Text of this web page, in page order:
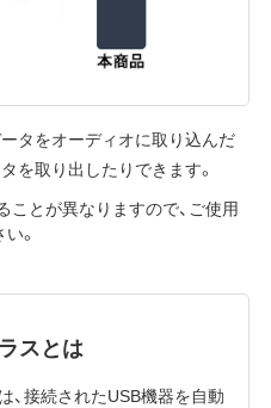
タをオーディオに取り込んだ
を取り出したりできます。
ことが異なりますので、ご使用
。
スとは
、接続されたUSB機器を自動